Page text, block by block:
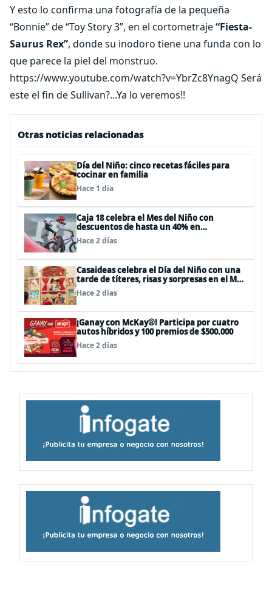
Y esto lo confirma una fotografía de la pequeña
“Bonnie” de “Toy Story 3”, en el cortometraje“Fiesta-
Saurus Rex”, donde su inodoro tiene una funda con lo
que parece la piel del monstruo.
https://www.youtube.com/watch?v=YbrZc8YnagQ Será
este el fin de Sullivan?...Ya lo veremos!!
Otras noticias relacionadas
Día del Niño: cinco recetas fáciles para
cocinar en familia
Hace 1 día
Caja 18 celebra el Mes del Niño con
descuentos de hasta un 40% en
panoramas, cine, shows y streaming
Hace 2 días
Casaideas celebra el Día del Niño con una
tarde de títeres, risas y sorpresas en el Mall
Plaza Vespucio
Hace 2 días
¡Ganay con McKay®! Participa por cuatro
autos híbridos y 100 premios de $500.000
Hace 2 días